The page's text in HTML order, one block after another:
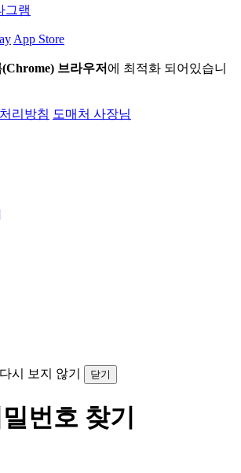
그램
App Store
브라우저 에 최적화 되어있습니
리방침 도매처 사장님
시 보지 않기 닫기
번호 찾기